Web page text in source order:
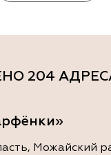
204
Можайский